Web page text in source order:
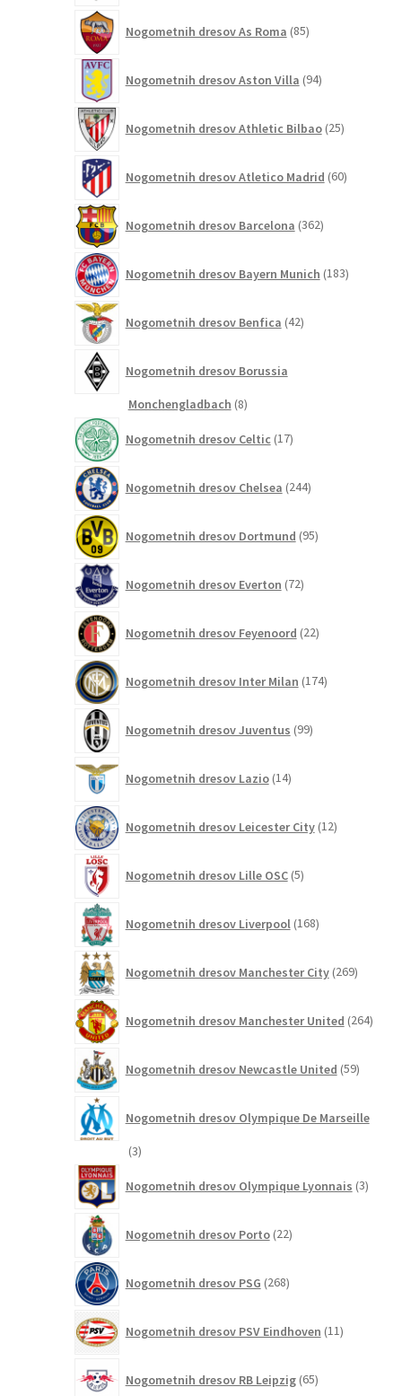
Nogometnih dresov As Roma 85izdelkov
Nogometnih dresov Aston Villa 94izdelkov
Nogometnih dresov Athletic Bilbao 25izdelkov
Nogometnih dresov Atletico Madrid 60izdelkov
Nogometnih dresov Barcelona 362izdelkov
Nogometnih dresov Bayern Munich 183izdelkov
Nogometnih dresov Benfica 42izdelkov
Nogometnih dresov Borussia
Monchengladbach 88
Nogometnih dresov Celtic 17izdelkov
Nogometnih dresov Chelsea 244izdelkov
Nogometnih dresov Dortmund 95izdelkov
Nogometnih dresov Everton 72izdelkov
Nogometnih dresov Feyenoord 22izdelkov
Nogometnih dresov Inter Milan 174izdelkov
Nogometnih dresov Juventus 99izdelkov
Nogometnih dresov Lazio 14izdelkov
Nogometnih dresov Leicester City 12izdelkov
Nogometnih dresov Lille OSC 5izdelkov
Nogometnih dresov Liverpool 168izdelkov
Nogometnih dresov Manchester City 269izdelkov
Nogometnih dresov Manchester United 264
Nogometnih dresov Newcastle United 59izdelkov
Nogometnih dresov Olympique De Marseille
33
Nogometnih dresov Olympique Lyonnais 3izdelki
Nogometnih dresov Porto 22izdelkov
Nogometnih dresov PSG 268izdelkov
Nogometnih dresov PSV Eindhoven 11izdelkov
Nogometnih dresov RB Leipzig 65izdelkov